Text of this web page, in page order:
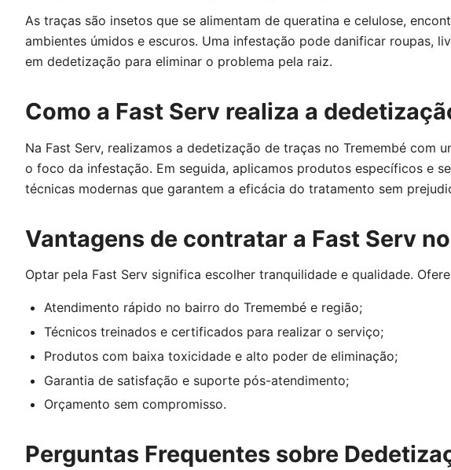
As traças são insetos que se alimentam de queratina e celulose,
ambientes úmidos e escuros. Uma infestação pode danificar roupas,
em dedetização para eliminar o problema pela raiz.
Como a Fast Serv realiza a
Na Fast Serv, realizamos a dedetização de traças no Tremembé
o foco da infestação. Em seguida, aplicamos produtos específicos e
técnicas modernas que garantem a eficácia do tratamento sem
Vantagens de contratar a Fast Serv
Optar pela Fast Serv significa escolher tranquilidade e qualidade.
Atendimento rápido no bairro do Tremembé e região;
Técnicos treinados e certificados para realizar o serviço;
Produtos com baixa toxicidade e alto poder de eliminação;
Garantia de satisfação e suporte pós-atendimento;
Orçamento sem compromisso.
Perguntas Frequentes sobre